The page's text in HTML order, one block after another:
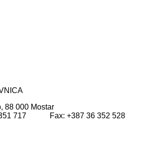
88 000 Mostar
351 717 Fax: +387 36 352 528